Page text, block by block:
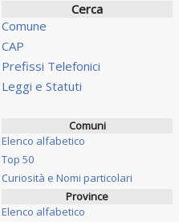
Cerca
Comune
CAP
Prefissi Telefonici
Leggi e Statuti
Comuni
Elenco alfabetico
Top 50
Curiosità e Nomi particolari
Province
Elenco alfabetico